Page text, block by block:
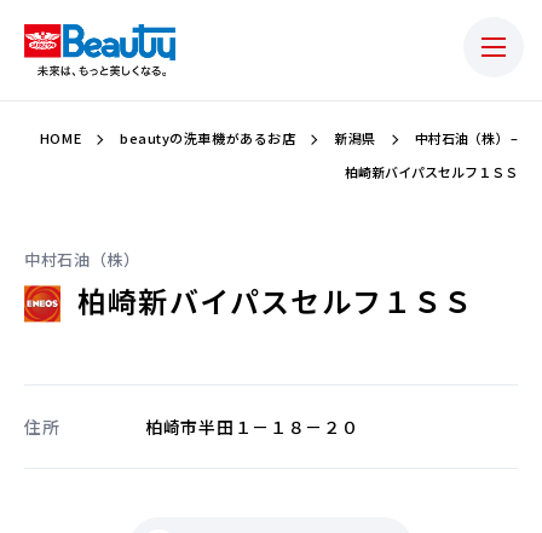
HOME beautyの洗車機があるお店 新潟県
中村石油（株） –
柏崎新バイパスセルフ１ＳＳ
中村石油（株）
柏崎新バイパスセルフ１ＳＳ
住所 柏崎市半田１－１８－２０